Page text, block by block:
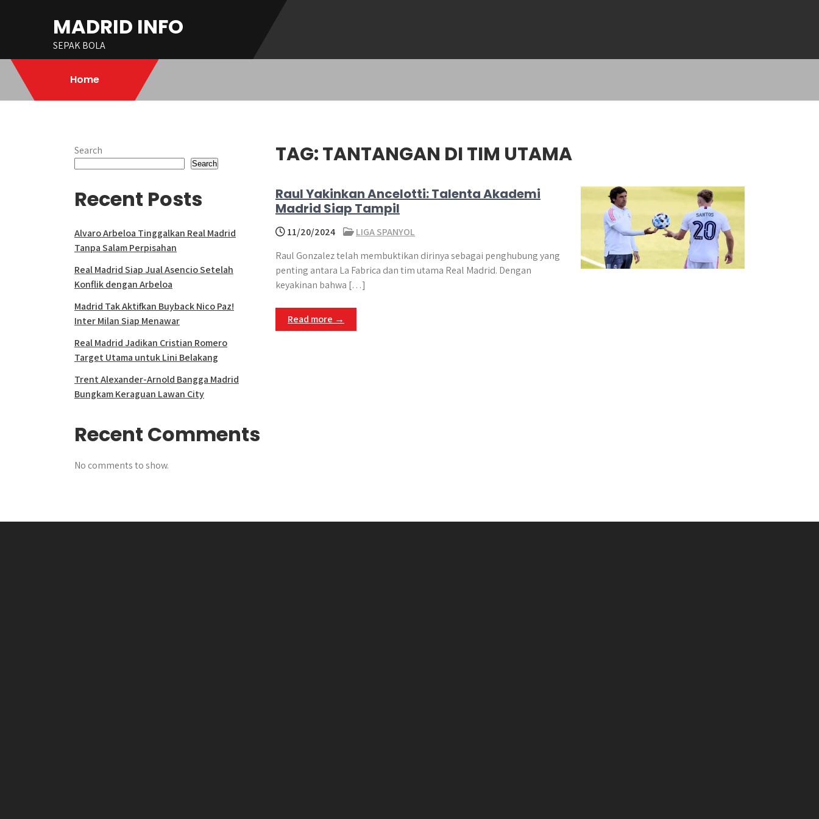
MADRID INFO
SEPAK BOLA
Home
TAG:TANTANGAN DI TIM UTAMA
Raul Yakinkan Ancelotti: Talenta Akademi
Madrid Siap Tampil
11/20/2024
LIGA SPANYOL
Raul Gonzalez telah membuktikan dirinya sebagai penghubung yang
penting antara La Fabrica dan tim utama Real Madrid. Dengan
keyakinan bahwa […]
Read more →
Search
Search
Recent Posts
Alvaro Arbeloa Tinggalkan Real Madrid
Tanpa Salam Perpisahan
Real Madrid Siap Jual Asencio Setelah
Konflik dengan Arbeloa
Madrid Tak Aktifkan Buyback Nico Paz!
Inter Milan Siap Menawar
Real Madrid Jadikan Cristian Romero
Target Utama untuk Lini Belakang
Trent Alexander-Arnold Bangga Madrid
Bungkam Keraguan Lawan City
Recent Comments
No comments to show.